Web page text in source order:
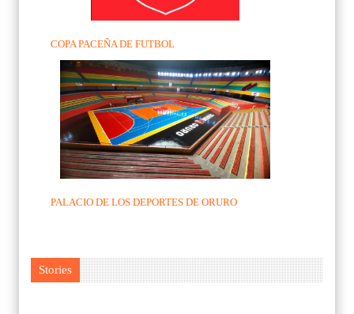
COPA PACEÑA DE FUTBOL
PALACIO DE LOS DEPORTES DE ORURO
Stories